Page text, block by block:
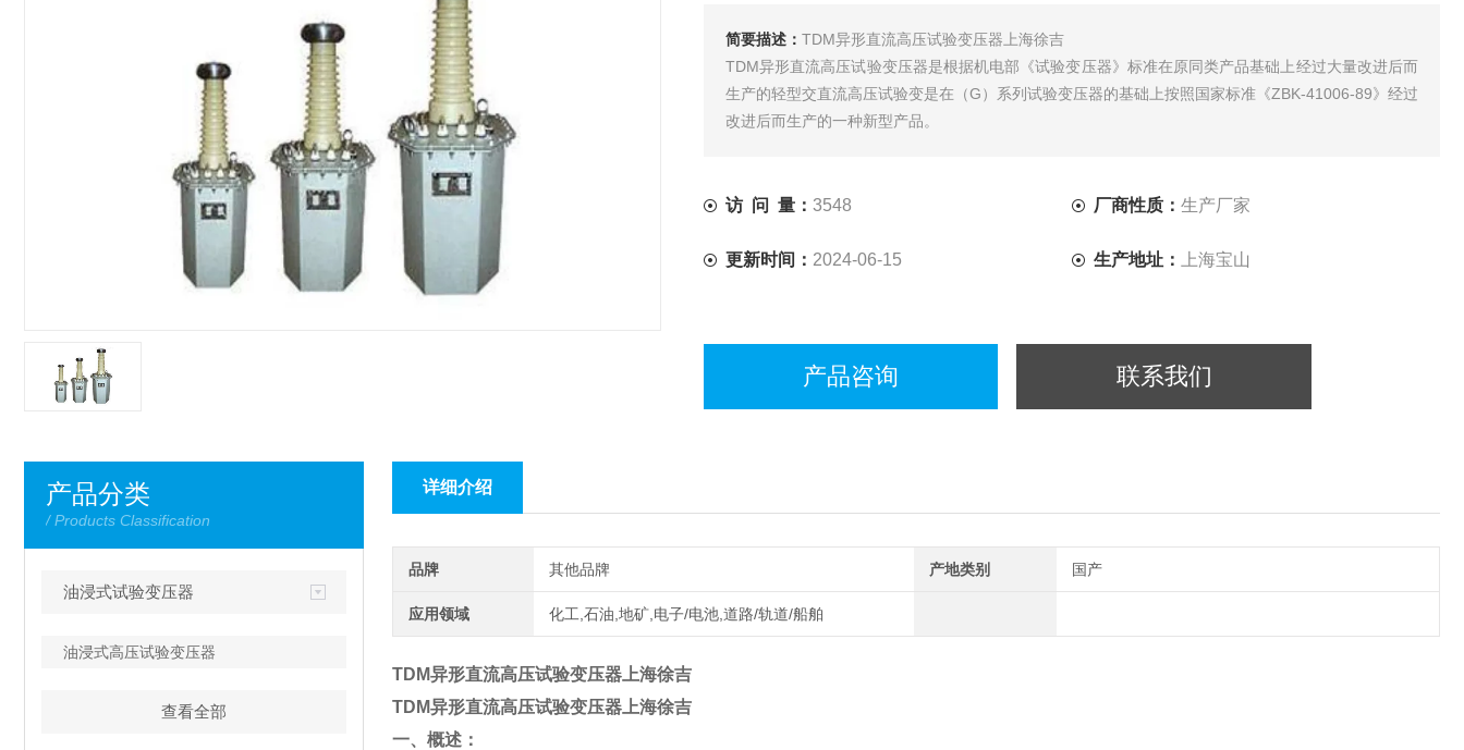
简要描述： TDM异形直流高压试验变压器上海徐吉
TDM异形直流高压试验变压器是根据机电部《试验变压器》标准在原同类产品基础上经过大量改进后而
生产的轻型交直流高压试验变是在（G）系列试验变压器的基础上按照国家标准《ZBK-41006-89》经过
改进后而生产的一种新型产品。
访 问 量： 3548 厂商性质： 生产厂家
更新时间： 2024-06-15 生产地址： 上海宝山
产品咨询 联系我们
产品分类
/ Products Classification
油浸式试验变压器
油浸式高压试验变压器
查看全部
详细介绍
品牌 其他品牌 产地类别 国产
应用领域 化工,石油,地矿,电子/电池,道路/轨道/船舶
TDM异形直流高压试验变压器上海徐吉
TDM异形直流高压试验变压器上海徐吉
一、概述：